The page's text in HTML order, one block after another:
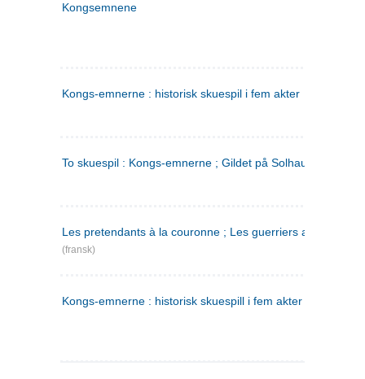
Kongsemnene
Kongs-emnerne : historisk skuespil i fem akter
To skuespil : Kongs-emnerne ; Gildet på Solhaug
Les pretendants à la couronne ; Les guerriers a Helgeland
(fransk)
Kongs-emnerne : historisk skuespill i fem akter